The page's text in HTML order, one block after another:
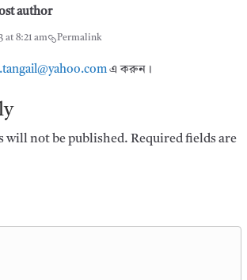
author
at 8:21 am Permalink
এ করুন।
will not be published. Required fields are